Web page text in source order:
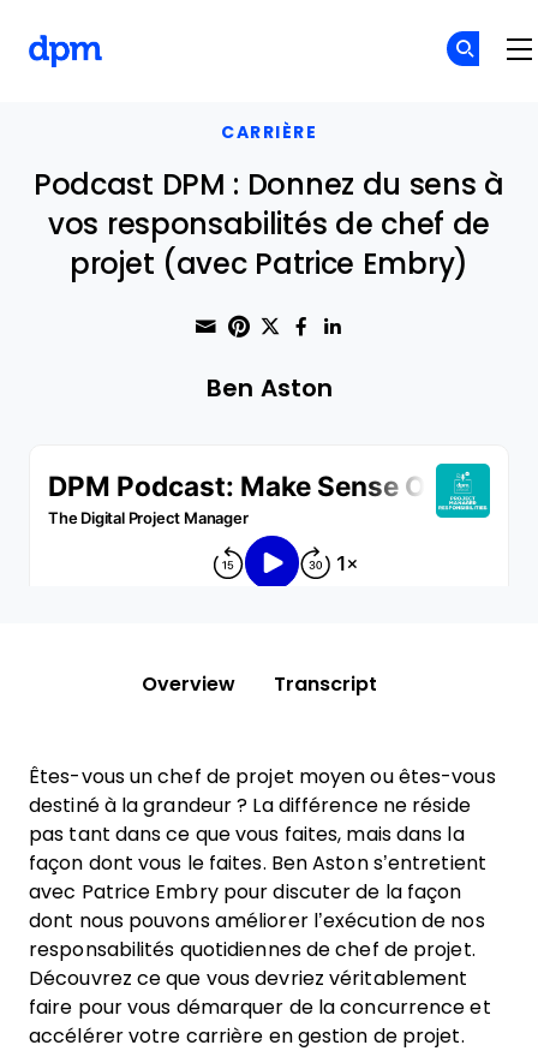
CARRIÈRE
Podcast DPM : Donnez du sens à
vos responsabilités de chef de
projet (avec Patrice Embry)
Share through Email
Print this page
Share on Pinterest
Share on Twitter
Share on
Ben Aston
Overview Transcript
Êtes-vous un chef de projet moyen ou êtes-vous
destiné à la grandeur ? La différence ne réside
pas tant dans ce que vous faites, mais dans la
façon dont vous le faites. Ben Aston s’entretient
avec Patrice Embry pour discuter de la façon
dont nous pouvons améliorer l’exécution de nos
responsabilités quotidiennes de chef de projet.
Découvrez ce que vous devriez véritablement
faire pour vous démarquer de la concurrence et
accélérer votre carrière en gestion de projet.